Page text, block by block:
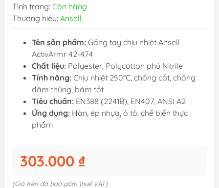
Tình trạng: Còn hàng
Thương hiệu: Ansell
Tên sản phẩm: Găng tay chịu nhiệt Ansell
ActivArmr 42-474
Chất liệu: Polyester, Polycotton phủ Nitrile
Tính năng: Chịu nhiệt 250°C, chống cắt, chống
đâm thủng, bám tốt
Tiêu chuẩn: EN388 (2241B), EN407, ANSI A2
Ứng dụng: Hàn, ép nhựa, ô tô, chế biến thực
phẩm
303.000 ₫
(Giá trên đã bao gồm thuế VAT)